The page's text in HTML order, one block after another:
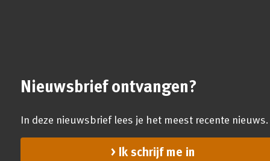
Nieuwsbrief ontvangen?
In deze nieuwsbrief lees je het meest recente nieuws.
Ik schrijf me in